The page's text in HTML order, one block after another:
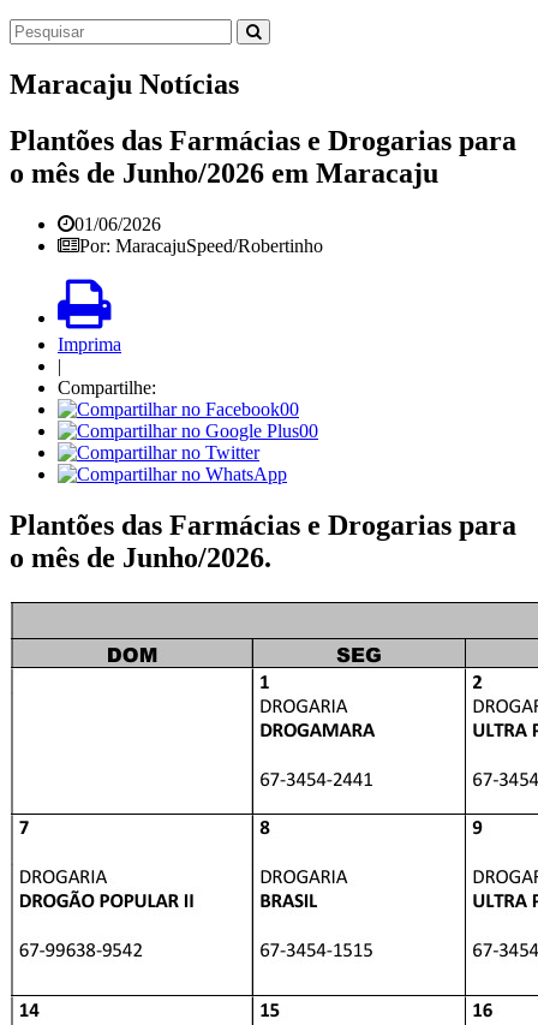
Maracaju Notícias
Plantões das Farmácias e Drogarias para
o mês de Junho/2026 em Maracaju
01/06/2026
Por: MaracajuSpeed/Robertinho
Imprima
|
Compartilhe:
00
00
Plantões das Farmácias e Drogarias para
o mês de Junho/2026.